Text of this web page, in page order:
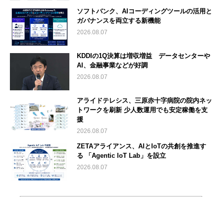
ソフトバンク、AIコーディングツールの活用と
ガバナンスを両立する新機能
2026.08.07
KDDIの1Q決算は増収増益 データセンターや
AI、金融事業などが好調
2026.08.07
アライドテレシス、三原赤十字病院の院内ネッ
トワークを刷新 少人数運用でも安定稼働を支
援
2026.08.07
ZETAアライアンス、AIとIoTの共創を推進す
る 「Agentic IoT Lab」を設立
2026.08.07